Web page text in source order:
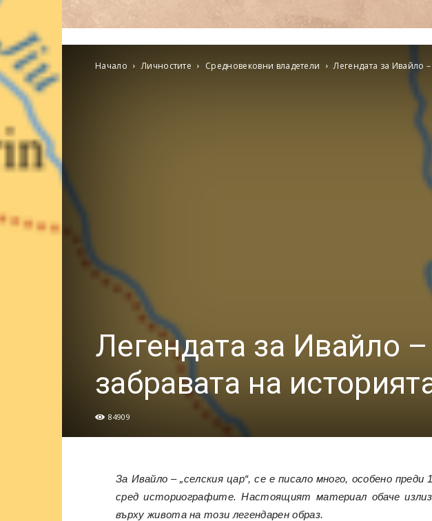
Начало Личностите Средновековни владетели Легендата за Ивайло
Легендата за Ивайло
забравата на
84909
За Ивайло – „селския цар“, се е писало много, особено
сред историографите. Настоящият материал обаче
върху живота на този легендарен образ.